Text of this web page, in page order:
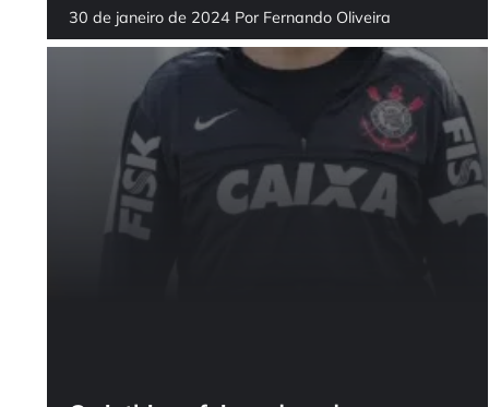
30 de janeiro de 2024 Por Fernando Oliveira